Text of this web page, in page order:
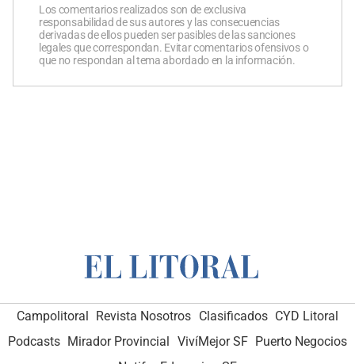
Los comentarios realizados son de exclusiva
responsabilidad de sus autores y las consecuencias
derivadas de ellos pueden ser pasibles de las sanciones
legales que correspondan. Evitar comentarios ofensivos o
que no respondan al tema abordado en la información.
Campolitoral Revista Nosotros Clasificados CYD Litoral
Podcasts Mirador Provincial VivíMejor SF Puerto Negocios